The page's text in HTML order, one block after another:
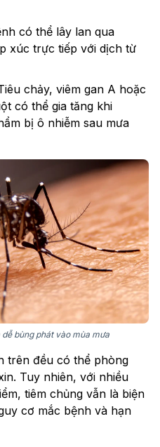
có thể lây lan qua
xúc trực tiếp với dịch từ
chảy, viêm gan A hoặc
có thể gia tăng khi
bị ô nhiễm sau mưa
bùng phát vào mùa mưa
trên đều có thể phòng
Tuy nhiên, với nhiều
tiêm chủng vẫn là biện
cơ mắc bệnh và hạn